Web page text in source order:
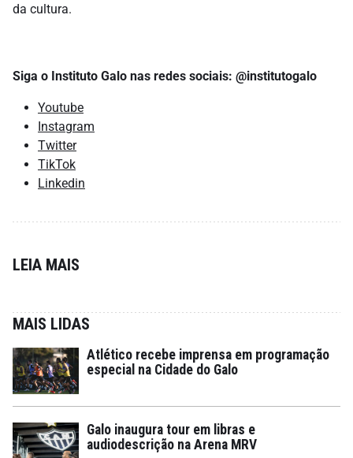
da cultura.
Siga o Instituto Galo nas redes sociais: @institutogalo
Youtube
Instagram
Twitter
TikTok
Linkedin
LEIA MAIS
MAIS LIDAS
Atlético recebe imprensa em programação
especial na Cidade do Galo
Galo inaugura tour em libras e
audiodescrição na Arena MRV